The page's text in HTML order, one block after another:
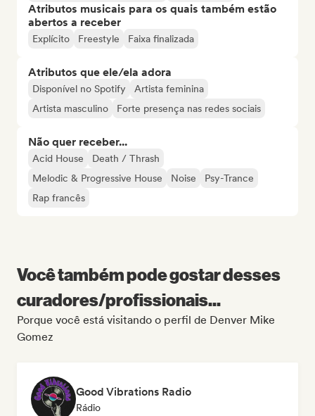
Atributos musicais para os quais também estão
abertos a receber
Explícito Freestyle Faixa finalizada
Atributos que ele/ela adora
Disponível no Spotify
Artista feminina
Artista masculino
Forte presença nas redes sociais
Não quer receber...
Acid House
Death / Thrash
Melodic & Progressive House
Noise
Psy-Trance
Rap francês
Você também pode gostar desses
curadores/profissionais...
Porque você está visitando o perfil de Denver Mike
Gomez
Good Vibrations Radio
Rádio